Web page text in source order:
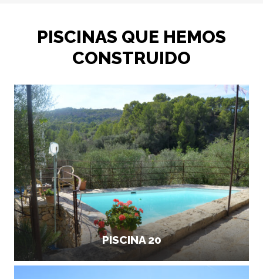
PISCINAS QUE HEMOS
CONSTRUIDO
PISCINA 20